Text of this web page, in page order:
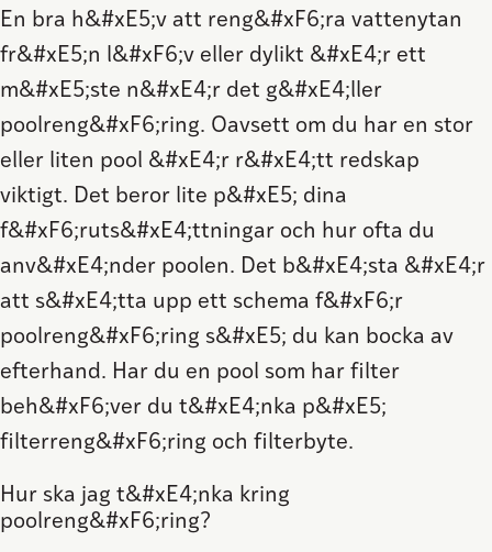
En bra h&#xE5;v att reng&#xF6;ra vattenytan
fr&#xE5;n l&#xF6;v eller dylikt &#xE4;r ett
m&#xE5;ste n&#xE4;r det g&#xE4;ller
poolreng&#xF6;ring. Oavsett om du har en stor
eller liten pool &#xE4;r r&#xE4;tt redskap
viktigt. Det beror lite p&#xE5; dina
f&#xF6;ruts&#xE4;ttningar och hur ofta du
anv&#xE4;nder poolen. Det b&#xE4;sta &#xE4;r
att s&#xE4;tta upp ett schema f&#xF6;r
poolreng&#xF6;ring s&#xE5; du kan bocka av
efterhand. Har du en pool som har filter
beh&#xF6;ver du t&#xE4;nka p&#xE5;
filterreng&#xF6;ring och filterbyte.
Hur ska jag t&#xE4;nka kring
poolreng&#xF6;ring?